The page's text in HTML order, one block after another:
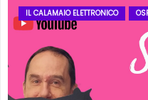
IL CALAMAIO ELETTRONICO